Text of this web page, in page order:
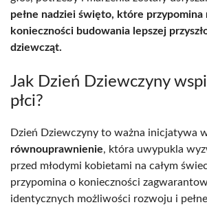
pełne nadziei święto, które przypomina
konieczności budowania lepszej
dziewcząt.
Jak Dzień Dziewczyny
płci?
Dzień Dziewczyny to ważna inicjatywa
równouprawnienie, która uwypukla
przed młodymi kobietami na całym
przypomina o konieczności
identycznych możliwości rozwoju i